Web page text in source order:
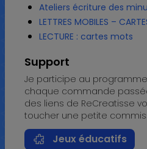
Ateliers écriture des
LETTRES MOBILES –
LECTURE : cartes mots
Support
Je participe au
chaque commande
des liens de ReCreatisse
toucher une petite
Jeux éducatifs